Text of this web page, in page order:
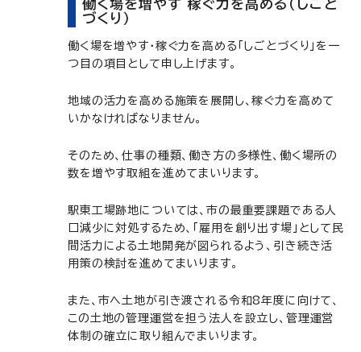
働く場を増やす 稼ぐ力を高める（しごと
づくり）
働く場を増やす・稼ぐ力を高める「しごとづくり」を一
つ目の項目として申し上げます。
地域の活力を高める施策を展開し、稼ぐ力を高めて
いかなければなりません。
そのため、仕事の種類、働き方の多様性、働く場所の
数を増やす取組を進めてまいります。
駅東工場跡地については、市の最重要課題である人
口減少に対処するため、「雇用を創り出す場」として民
間活力による土地開発が図られるよう、引き続き活
用策の検討を進めてまいります。
また、市へ土地が引き渡される令和8年度に向けて、
この土地の管理運営を担う法人を設立し、管理運営
体制の確立に取り組んでまいります。